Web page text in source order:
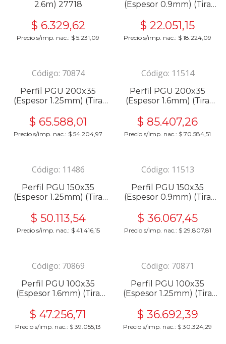
2.6m) 27718
$ 6.329,62
Precio s/imp. nac.: $5.231,09
(Espesor 0.9mm) (Tira
$22.051,15
Precio s/imp. nac.: $18.224,09
Código: 70874
Perfil PGU 200x35
(Espesor 1.25mm) (Tira
$ 65.588,01
Precio s/imp. nac.: $54.204,97
Código: 11514
Perfil PGU 200x35
(Espesor 1.6mm) (Tira
$ 85.407,26
Precio s/imp. nac.: $70.584,51
Código: 11486
Perfil PGU 150x35
(Espesor 1.25mm) (Tira
$ 50.113,54
Precio s/imp. nac.: $ 41.416,15
Código: 11513
Perfil PGU 150x35
(Espesor 0.9mm) (Tira
$ 36.067,45
Precio s/imp. nac.: $ 29.807,81
Código: 70869
Perfil PGU 100x35
(Espesor 1.6mm) (Tira
$47.256,71
Precio s/imp. nac.: $39.055,13
Código: 70871
Perfil PGU 100x35
(Espesor 1.25mm) (Tira
$ 36.692,39
Precio s/imp. nac.: $30.324,29